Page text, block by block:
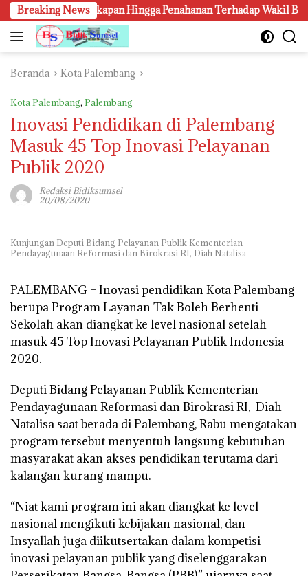
Langsung
ke
konten
Breaking News
Penangkapan Hingga Penahanan Terhadap Wakil Bupati
Beranda Kota Palembang
Kota Palembang, Palembang
Inovasi Pendidikan di Palembang
Masuk 45 Top Inovasi Pelayanan
Publik 2020
Redaksi Bidiksumsel
20/08/2020
Kunjungan Deputi Bidang Pelayanan Publik Kementerian
Pendayagunaan Reformasi dan Birokrasi RI, Diah Natalisa
PALEMBANG – Inovasi pendidikan Kota Palembang
berupa Program Layanan Tak Boleh Berhenti
Sekolah akan diangkat ke level nasional setelah
masuk 45 Top Inovasi Pelayanan Publik Indonesia
2020.
Deputi Bidang Pelayanan Publik Kementerian
Pendayagunaan Reformasi dan Birokrasi RI, Diah
Natalisa saat berada di Palembang, Rabu mengatakan
program tersebut menyentuh langsung kebutuhan
masyarakat akan akses pendidikan terutama dari
kalangan kurang mampu.
“Niat kami program ini akan diangkat ke level
nasional mengikuti kebijakan nasional, dan
Insyallah juga diikutsertakan dalam kompetisi
inovasi pelayanan publik yang diselenggarakan